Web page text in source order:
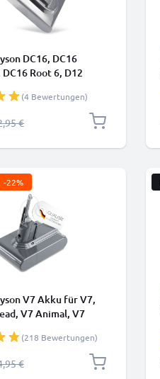
DC16, DC16
Root 6, D12
(22.2v, 1400mAh)
(4 Bewertungen)
Preis
€
-22%
V7 Akku für V7,
V7 Animal, V7
Type B (Dyson
(21.6V, 2500mAh) von
- Batterie mit Schraube
(218 Bewertungen)
Preis
€